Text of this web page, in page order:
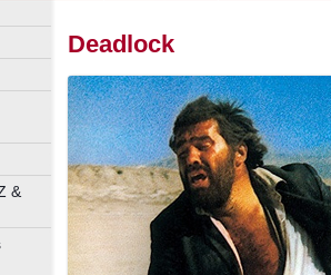
&
Deadlock